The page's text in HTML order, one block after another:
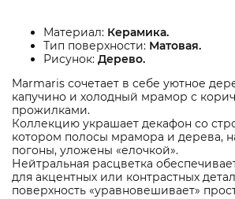
Материал: Керамика.
Тип поверхности: Матовая.
Рисунок: Дерево.
Marmaris сочетает в себе уютное
капучино и холодный мрамор с
прожилками.
Коллекцию украшает декафон со
котором полосы мрамора и дерева,
погоны, уложены «елочкой».
Нейтральная расцветка
для акцентных или контрастных
поверхность «уравновешивает»